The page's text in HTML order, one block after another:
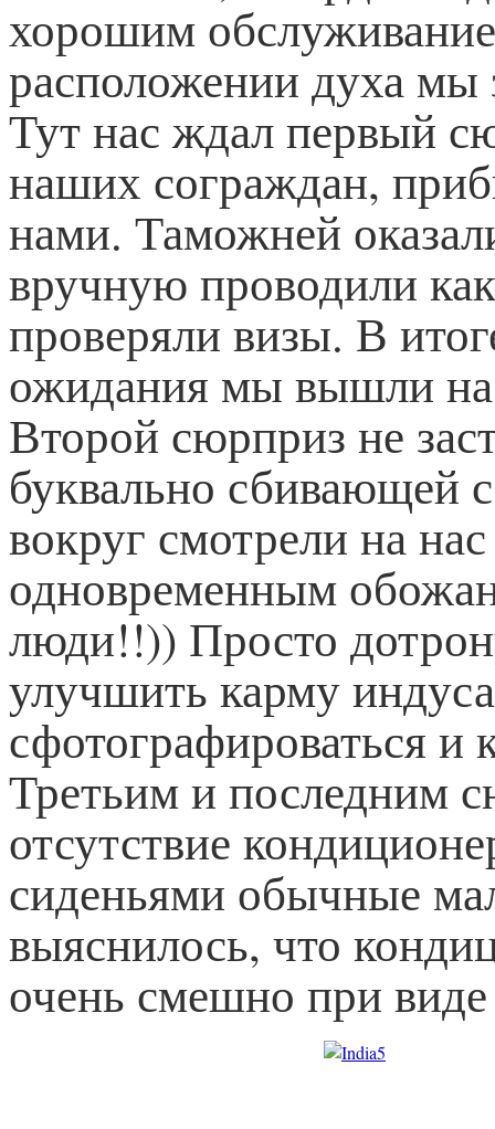
хорошим
расположении духа мы
Тут нас ждал первый
наших сограждан,
нами. Таможней
вручную проводили
проверяли визы. В
ожидания мы вышли
Второй сюрприз не
буквально сбивающей
вокруг смотрели на
одновременным
люди!!)) Просто
улучшить карму
сфотографироваться и
Третьим и последним
отсутствие
сиденьями обычные
выяснилось, что
очень смешно при виде